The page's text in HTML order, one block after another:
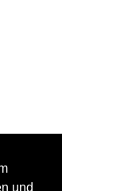
und